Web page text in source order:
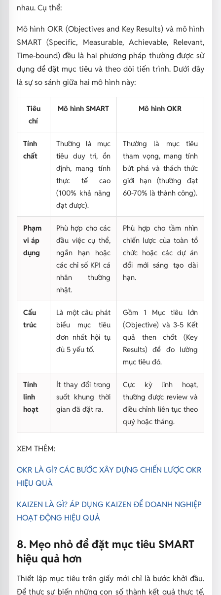
nhau. Cụ thể:
Mô hình OKR (Objectives and Key Results) và mô hình
SMART (Specific, Measurable, Achievable, Relevant,
Time-bound) đều là hai phương pháp thường được sử
dụng để đặt mục tiêu và theo dõi tiến trình. Dưới đây
là sự so sánh giữa hai mô hình này:
Tiêu
chí
Mô hình SMART Mô hình OKR
Tính
chất
Thường là mục
tiêu duy trì, ổn
định, mang tính
thực tế cao
(100% khả năng
đạt được).
Thường là mục tiêu
tham vọng, mang tính
bứt phá và thách thức
giới hạn (thường đạt
60-70% là thành công).
Phạm
vi áp
dụng
Phù hợp cho các
đầu việc cụ thể,
ngắn hạn hoặc
các chỉ số KPI cá
nhân thường
nhật.
Phù hợp cho tầm nhìn
chiến lược của toàn tổ
chức hoặc các dự án
đổi mới sáng tạo dài
hạn.
Cấu
trúc
Là một câu phát
biểu mục tiêu
đơn nhất hội tụ
đủ 5 yếu tố.
Gồm 1 Mục tiêu lớn
(Objective) và 3-5 Kết
quả then chốt (Key
Results) để đo lường
mục tiêu đó.
Tính
linh
hoạt
Ít thay đổi trong
suốt khung thời
gian đã đặt ra.
Cực kỳ linh hoạt,
thường được review và
điều chỉnh liên tục theo
quý hoặc tháng.
XEM THÊM:
OKR LÀ GÌ? CÁC BƯỚC XÂY DỰNG CHIẾN LƯỢC OKR
HIỆU QUẢ
KAIZEN LÀ GÌ? ÁP DỤNG KAIZEN ĐỂ DOANH NGHIỆP
HOẠT ĐỘNG HIỆU QUẢ
8. Mẹo nhỏ để đặt mục tiêu SMART
hiệu quả hơn
Thiết lập mục tiêu trên giấy mới chỉ là bước khởi đầu.
Để thực sự biến những con số thành kết quả thực tế,